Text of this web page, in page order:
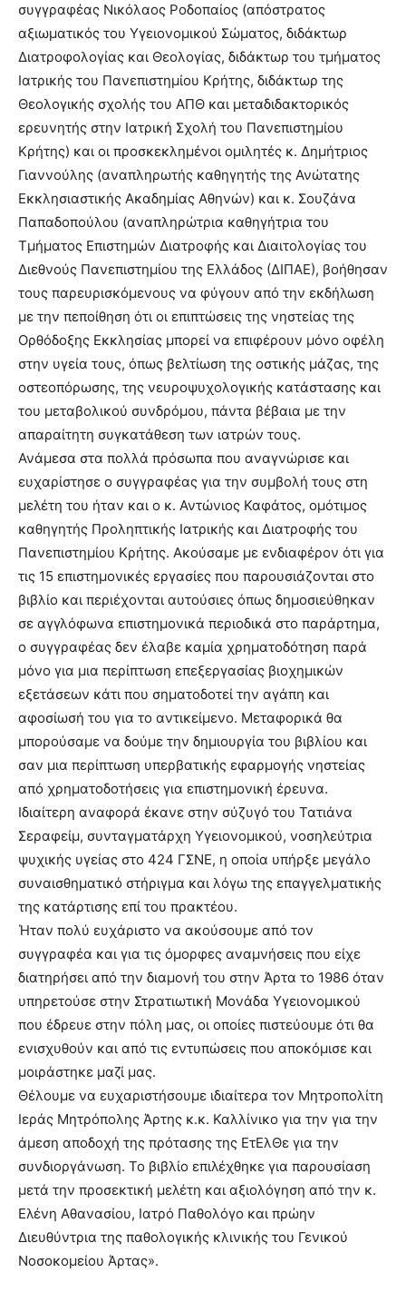
συγγραφέας Νικόλαος Ροδοπαίος (απόστρατος
αξιωματικός του Υγειονομικού Σώματος, διδάκτωρ
Διατροφολογίας και Θεολογίας, διδάκτωρ του τμήματος
Ιατρικής του Πανεπιστημίου Κρήτης, διδάκτωρ της
Θεολογικής σχολής του ΑΠΘ και μεταδιδακτορικός
ερευνητής στην Ιατρική Σχολή του Πανεπιστημίου
Κρήτης) και οι προσκεκλημένοι ομιλητές κ. Δημήτριος
Γιαννούλης (αναπληρωτής καθηγητής της Ανώτατης
Εκκλησιαστικής Ακαδημίας Αθηνών) και κ. Σουζάνα
Παπαδοπούλου (αναπληρώτρια καθηγήτρια του
Τμήματος Επιστημών Διατροφής και Διαιτολογίας του
Διεθνούς Πανεπιστημίου της Ελλάδος (ΔΙΠΑΕ), βοήθησαν
τους παρευρισκόμενους να φύγουν από την εκδήλωση
με την πεποίθηση ότι οι επιπτώσεις της νηστείας της
Ορθόδοξης Εκκλησίας μπορεί να επιφέρουν μόνο οφέλη
στην υγεία τους, όπως βελτίωση της οστικής μάζας, της
οστεοπόρωσης, της νευροψυχολογικής κατάστασης και
του μεταβολικού συνδρόμου, πάντα βέβαια με την
απαραίτητη συγκατάθεση των ιατρών τους.
Ανάμεσα στα πολλά πρόσωπα που αναγνώρισε και
ευχαρίστησε ο συγγραφέας για την συμβολή τους στη
μελέτη του ήταν και ο κ. Αντώνιος Καφάτος, ομότιμος
καθηγητής Προληπτικής Ιατρικής και Διατροφής του
Πανεπιστημίου Κρήτης. Ακούσαμε με ενδιαφέρον ότι για
τις 15 επιστημονικές εργασίες που παρουσιάζονται στο
βιβλίο και περιέχονται αυτούσιες όπως δημοσιεύθηκαν
σε αγγλόφωνα επιστημονικά περιοδικά στο παράρτημα,
ο συγγραφέας δεν έλαβε καμία χρηματοδότηση παρά
μόνο για μια περίπτωση επεξεργασίας βιοχημικών
εξετάσεων κάτι που σηματοδοτεί την αγάπη και
αφοσίωσή του για το αντικείμενο. Μεταφορικά θα
μπορούσαμε να δούμε την δημιουργία του βιβλίου και
σαν μια περίπτωση υπερβατικής εφαρμογής νηστείας
από χρηματοδοτήσεις για επιστημονική έρευνα.
Ιδιαίτερη αναφορά έκανε στην σύζυγό του Τατιάνα
Σεραφείμ, συνταγματάρχη Υγειονομικού, νοσηλεύτρια
ψυχικής υγείας στο 424 ΓΣΝΕ, η οποία υπήρξε μεγάλο
συναισθηματικό στήριγμα και λόγω της επαγγελματικής
της κατάρτισης επί του πρακτέου.
Ήταν πολύ ευχάριστο να ακούσουμε από τον
συγγραφέα και για τις όμορφες αναμνήσεις που είχε
διατηρήσει από την διαμονή του στην Άρτα το 1986 όταν
υπηρετούσε στην Στρατιωτική Μονάδα Υγειονομικού
που έδρευε στην πόλη μας, οι οποίες πιστεύουμε ότι θα
ενισχυθούν και από τις εντυπώσεις που αποκόμισε και
μοιράστηκε μαζί μας.
Θέλουμε να ευχαριστήσουμε ιδιαίτερα τον Μητροπολίτη
Ιεράς Μητρόπολης Άρτης κ.κ. Καλλίνικο για την για την
άμεση αποδοχή της πρότασης της ΕτΕλΘε για την
συνδιοργάνωση. Το βιβλίο επιλέχθηκε για παρουσίαση
μετά την προσεκτική μελέτη και αξιολόγηση από την κ.
Ελένη Αθανασίου, Ιατρό Παθολόγο και πρώην
Διευθύντρια της παθολογικής κλινικής του Γενικού
Νοσοκομείου Άρτας».